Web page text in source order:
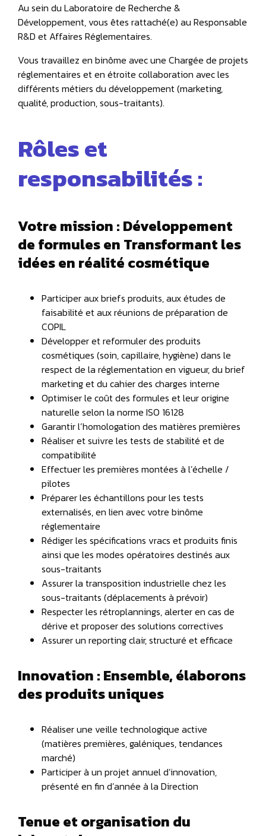
Au sein du Laboratoire de Recherche &
Développement, vous êtes rattaché(e) au Responsable
R&D et Affaires Réglementaires.
Vous travaillez en binôme avec une Chargée de projets
réglementaires et en étroite collaboration avec les
différents métiers du développement (marketing,
qualité, production, sous-traitants).
Rôles et
responsabilités :
Votre mission : Développement
de formules en Transformant les
idées en réalité cosmétique
Participer aux briefs produits, aux études de
faisabilité et aux réunions de préparation de
COPIL
Développer et reformuler des produits
cosmétiques (soin, capillaire, hygiène) dans le
respect de la réglementation en vigueur, du brief
marketing et du cahier des charges interne
Optimiser le coût des formules et leur origine
naturelle selon la norme ISO 16128
Garantir l’homologation des matières premières
Réaliser et suivre les tests de stabilité et de
compatibilité
Effectuer les premières montées à l’échelle /
pilotes
Préparer les échantillons pour les tests
externalisés, en lien avec votre binôme
réglementaire
Rédiger les spécifications vracs et produits finis
ainsi que les modes opératoires destinés aux
sous-traitants
Assurer la transposition industrielle chez les
sous-traitants (déplacements à prévoir)
Respecter les rétroplannings, alerter en cas de
dérive et proposer des solutions correctives
Assurer un reporting clair, structuré et efficace
Innovation : Ensemble, élaborons
des produits uniques
Réaliser une veille technologique active
(matières premières, galéniques, tendances
marché)
Participer à un projet annuel d’innovation,
présenté en fin d’année à la Direction
Tenue et organisation du